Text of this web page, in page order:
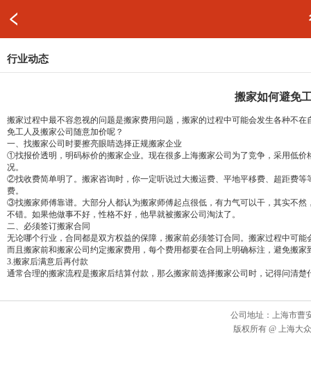
行业动态
搬家如何避免
搬家过程中最不容忽视的问题是搬家费用问题，搬家的过程中可能会发生各种不
免工人及搬家公司随意加价呢？
一、找搬家公司时要擦亮眼睛选择正规搬家企业
①找报价透明，明码标价的搬家企业。现在很多上海搬家公司 为了竞争，采用低价
况。
②找收费简单明了。搬家咨询时，你一定听说过大搬运费、平地平移费、超距费
费。
③找搬家师傅靠谱。大部分人都认为搬家师傅起点很低，有力气可以干，其实不
不错。如果他做事不好，性格不好，他早就被搬家公司淘汰了。
二、必须签订搬家合同
无论哪个行业，合同都是双方权益的保障，搬家前必须签订合同。搬家过程中可
而且搬家前和搬家公司约定搬家费用，每个费用都要在合同上明确标注，避免搬
3.搬家后满意后再付款
通常合理的搬家流程是搬家后结算付款，那么搬家前选择搬家公司时，记得问清
公司地址：上海市曹
版权所有 @ 上海大